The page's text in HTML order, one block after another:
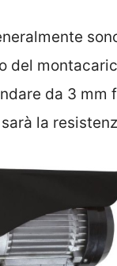
del
da 3 mm
la